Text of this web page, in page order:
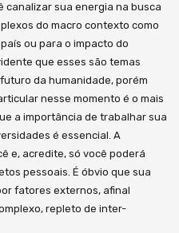
canalizar sua energia na busca
do macro contexto como
ou para o impacto do
que esses são temas
da humanidade, porém
nesse momento é o mais
a importância de trabalhar sua
é essencial. A
e, acredite, só você poderá
pessoais. É óbvio que sua
fatores externos, afinal
repleto de inter-